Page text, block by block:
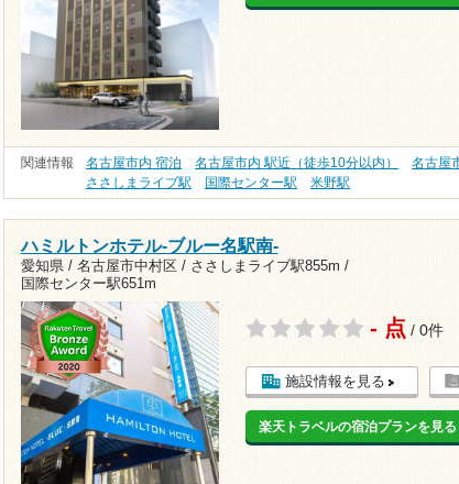
関連情報 名古屋市内 宿泊 名古屋市内 駅近（徒歩10分以内） 名古屋
ささしまライブ駅
国際センター駅 米野駅
ハミルトンホテル-ブルー名駅南-
愛知県 / 名古屋市中村区 / ささしまライブ駅855m /
国際センター駅651m
- 点 / 0件
施設情報を見る
楽天トラベルの宿泊プランを見る